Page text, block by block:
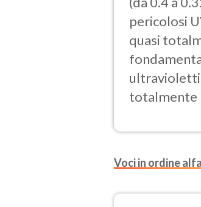
pericolosi
quasi
ultravioletti
totalmente
Voci in ordine